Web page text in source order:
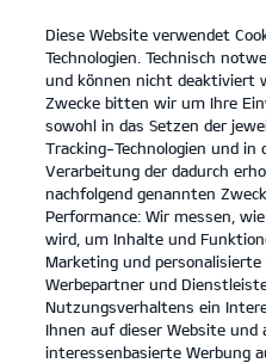
open
menu
RECHTLICHE HINWEISE
RECHTLICHE HINWEISE
Haftung für Inhalte und
Die Inhalte unserer
größtmöglicher Sorgfalt erstellt.
Verständnis, dass wir für deren
Aktualität keine Gewähr
Diese Website verwendet
Technologien. Technisch
und können nicht deaktiviert
Zwecke bitten wir um Ihre
sowohl in das Setzen der
Tracking-Technologien und in
Verarbeitung der dadurch
nachfolgend genannten
Performance: Wir messen,
wird, um Inhalte und
Marketing und personalisierte
Werbepartner und
Nutzungsverhaltens ein
Ihnen auf dieser Website und
interessenbasierte Werbung